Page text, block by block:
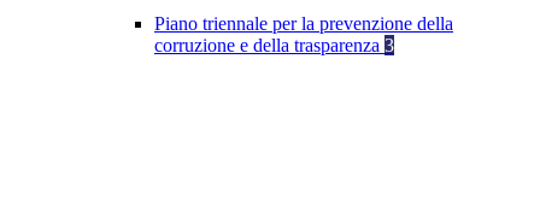
Piano triennale per la prevenzione della
corruzione e della trasparenza 3